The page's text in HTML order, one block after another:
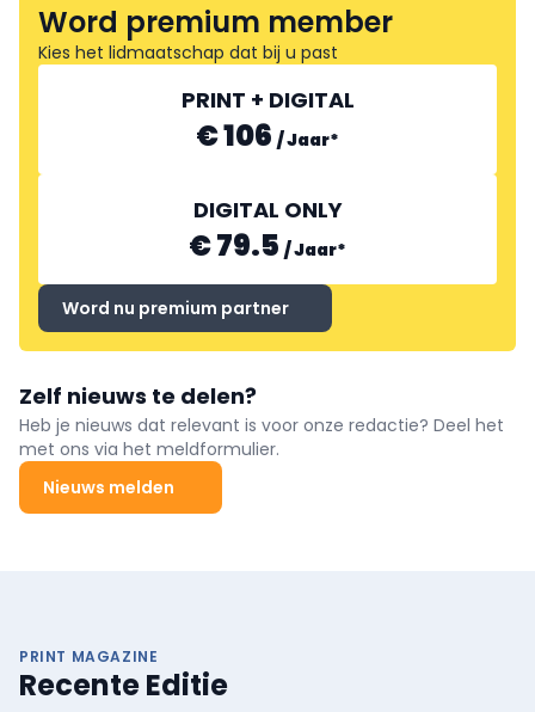
Word premium member
Kies het lidmaatschap dat bij u past
PRINT + DIGITAL
€ 106 /Jaar*
DIGITAL ONLY
€ 79.5 /Jaar*
Word nu premium partner
Zelf nieuws te delen?
Heb je nieuws dat relevant is voor onze redactie? Deel het
met ons via het meldformulier.
Nieuws melden
PRINT MAGAZINE
Recente Editie